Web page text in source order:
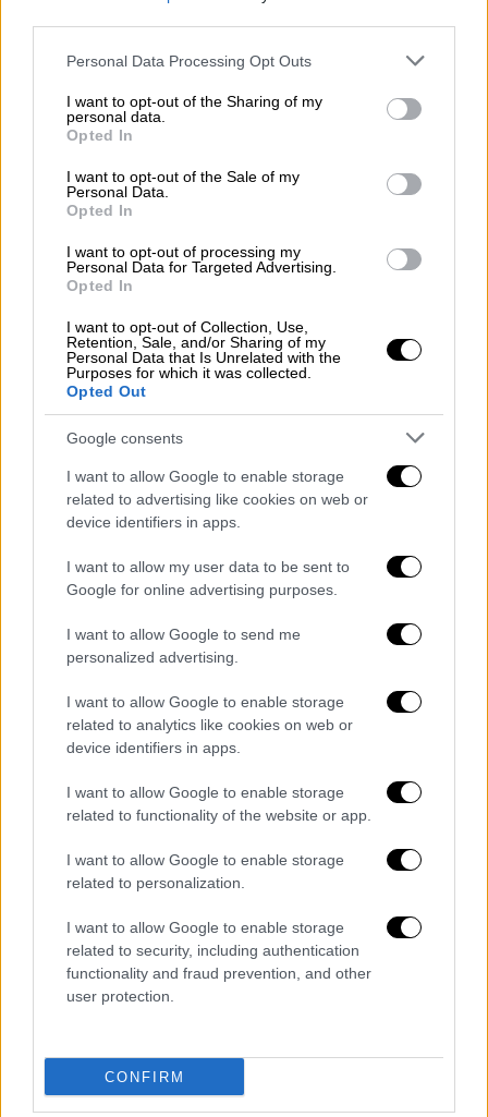
Please note that this website/app uses one or more Google
not limited to your visit or usage behaviour. You may click to
grant or deny consent to Google and its third-party tags to
use your data for below specified purposes in below Google
consent section.
Personal Data Processing Opt Outs
I want to opt-out of the Sharing of my
personal data.
Opted In
I want to opt-out of the Sale of my
Personal Data.
Opted In
I want to opt-out of processing my
Personal Data for Targeted Advertising.
Opted In
I want to opt-out of Collection, Use,
Retention, Sale, and/or Sharing of my
Personal Data that Is Unrelated with the
Purposes for which it was collected.
Opted Out
Google consents
I want to allow Google to enable storage
related to advertising like cookies on web or
device identifiers in apps.
I want to allow my user data to be sent to
Google for online advertising purposes.
I want to allow Google to send me
personalized advertising.
I want to allow Google to enable storage
related to analytics like cookies on web or
device identifiers in apps.
I want to allow Google to enable storage
related to functionality of the website or app.
I want to allow Google to enable storage
related to personalization.
I want to allow Google to enable storage
related to security, including authentication
functionality and fraud prevention, and other
user protection.
CONFIRM
το οποίο εξηγεί πως δημιουργήθηκαν τα
fake μαγικά των σούπερ σταρ της μπάλας
Αθλητισμός|21.03.2019 12:26
Κάλεσε τον Ερντογάν στο γάμο του
Μεσούτ Εζίλ, κάτι που δεν αρέσει καθόλου
στην Ανγκελα Μέρκελ
ποδόσφαιρο
Αρσεναλ
Σεάντ Κολάσινατς
Premier League
youtube